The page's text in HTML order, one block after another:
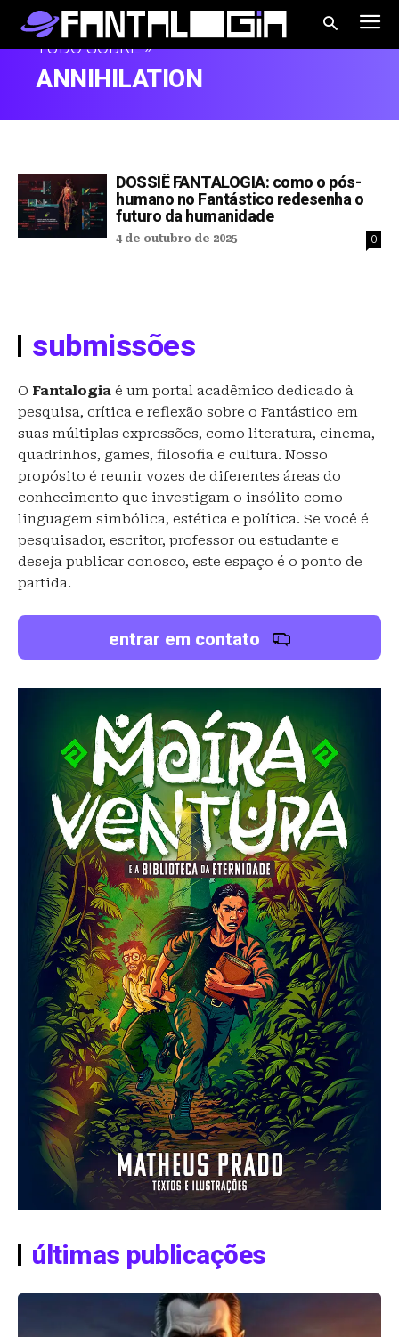
TUDO SOBRE »
ANNIHILATION
DOSSIÊ FANTALOGIA: como o pós-
humano no Fantástico redesenha o
futuro da humanidade
4 de outubro de 2025 0
submissões
O Fantalogia é um portal acadêmico dedicado à
pesquisa, crítica e reflexão sobre o Fantástico em
suas múltiplas expressões, como literatura, cinema,
quadrinhos, games, filosofia e cultura. Nosso
propósito é reunir vozes de diferentes áreas do
conhecimento que investigam o insólito como
linguagem simbólica, estética e política. Se você é
pesquisador, escritor, professor ou estudante e
deseja publicar conosco, este espaço é o ponto de
partida.
entrar em contato
últimas publicações